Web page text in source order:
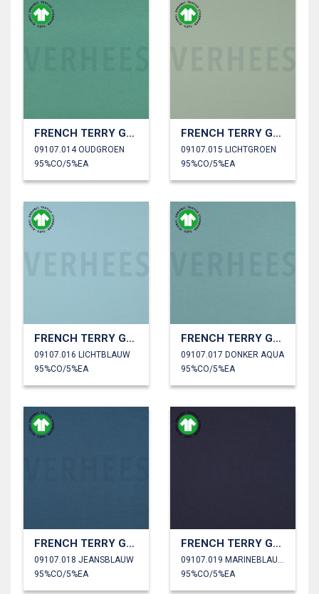
FRENCH TERRY GOTS
09107.014 OUDGROEN
95%CO/5%EA
FRENCH TERRY GOTS
09107.015 LICHTGROEN
95%CO/5%EA
FRENCH TERRY GOTS
09107.016 LICHTBLAUW
95%CO/5%EA
FRENCH TERRY GOTS
09107.017 DONKER AQUA
95%CO/5%EA
FRENCH TERRY GOTS
09107.018 JEANSBLAUW
95%CO/5%EA
FRENCH TERRY GOTS
09107.019 MARINEBLAUW
95%CO/5%EA